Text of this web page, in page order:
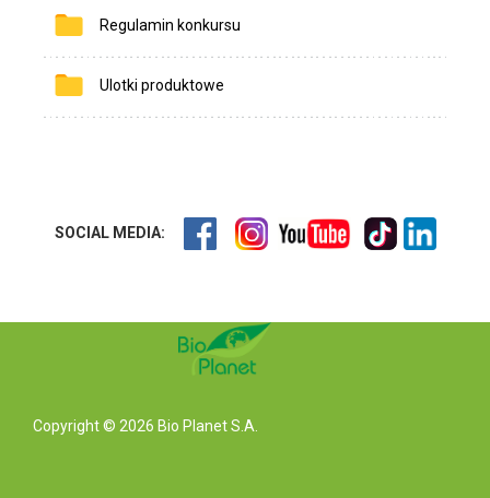
Regulamin konkursu
Ulotki produktowe
SOCIAL MEDIA:
Copyright © 2026 Bio Planet S.A.